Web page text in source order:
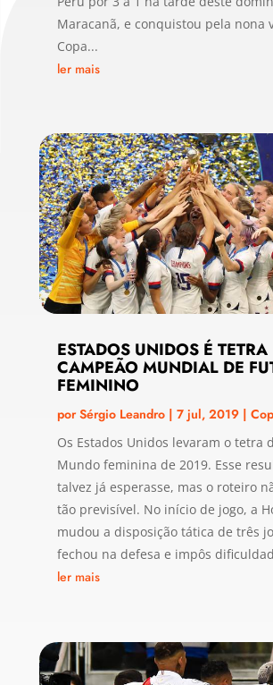
Maracanã, e conquistou pela nona
Copa...
ler mais
ESTADOS UNIDOS É TETRA
CAMPEÃO MUNDIAL DE
FEMININO
porSérgio Leandro| 7 jul, 2019|
Os Estados Unidos levaram o tetra
Mundo feminina de 2019. Esse
talvez já esperasse, mas o roteiro
tão previsível. No início de jogo, a
mudou a disposição tática de três
fechou na defesa e impôs
ler mais